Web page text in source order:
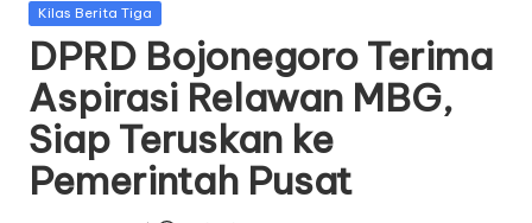
m
R
a
di
o
Posted
Kilas Berita Tiga
DPRD Bojonegoro Terima
Aspirasi Relawan MBG,
Siap Teruskan ke
Pemerintah Pusat